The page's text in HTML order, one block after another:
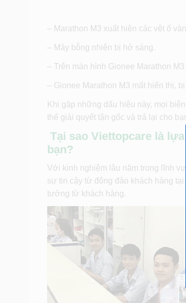
– Marathon M3 xuất hiện các vệt ố
– Máy bỗng nhiên bị hở sáng.
– Trên màn hình Gionee Marathon
– Gionee Marathon M3 mất hiển thị,
Khi gặp những dấu hiệu này, mọi
thể giải quyết tận gốc và trả lại cho
Tại sao Viettopcare là
bạn?
Với kinh nghiệm lâu năm trong lĩnh
sự tin cậy từ đông đảo khách hàng
tưởng từ khách hàng.